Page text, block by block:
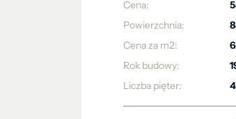
Cena:
Powierzchnia:
Cena za m2:
Rok budowy:
Liczba pięter:
4